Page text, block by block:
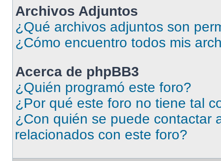
Archivos Adjuntos
¿Qué archivos adjuntos son
¿Cómo encuentro todos mis
Acerca de phpBB3
¿Quién programó este foro?
¿Por qué este foro no tiene tal
¿Con quién se puede contactar
relacionados con este foro?